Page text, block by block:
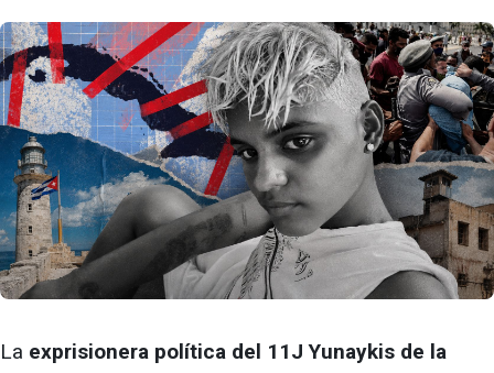
La exprisionera política del 11J Yunaykis de la